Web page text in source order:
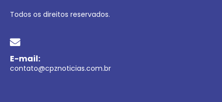
Todos os direitos reservados.
E-mail:
contato@cpznoticias.com.br